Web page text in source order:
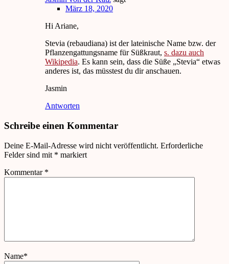
März 18, 2020
Hi Ariane,
Stevia (rebaudiana) ist der lateinische Name bzw. der
Pflanzengattungsname für Süßkraut, s. dazu auch
Wikipedia. Es kann sein, dass die Süße „Stevia“ etwas
anderes ist, das müsstest du dir anschauen.
Jasmin
Antworten
Schreibe einen Kommentar
Deine E-Mail-Adresse wird nicht veröffentlicht. Erforderliche
Felder sind mit * markiert
Kommentar *
Name*